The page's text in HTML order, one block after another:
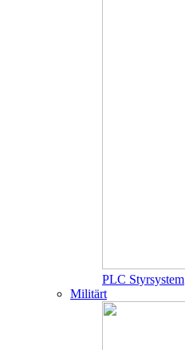
PLC Styrsystem
Militärt